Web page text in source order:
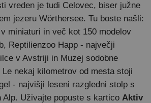
vreden je tudi Celovec, biser južne
jezeru Wörthersee. Tu boste našli:
miniaturi in več kot 150 modelov
Reptilienzoo Happ - največji
v Avstriji in Muzej sodobne
nekaj kilometrov od mesta stoji
- najvišji leseni razgledni stolp s
Alp. Uživajte popuste s kartico Aktiv